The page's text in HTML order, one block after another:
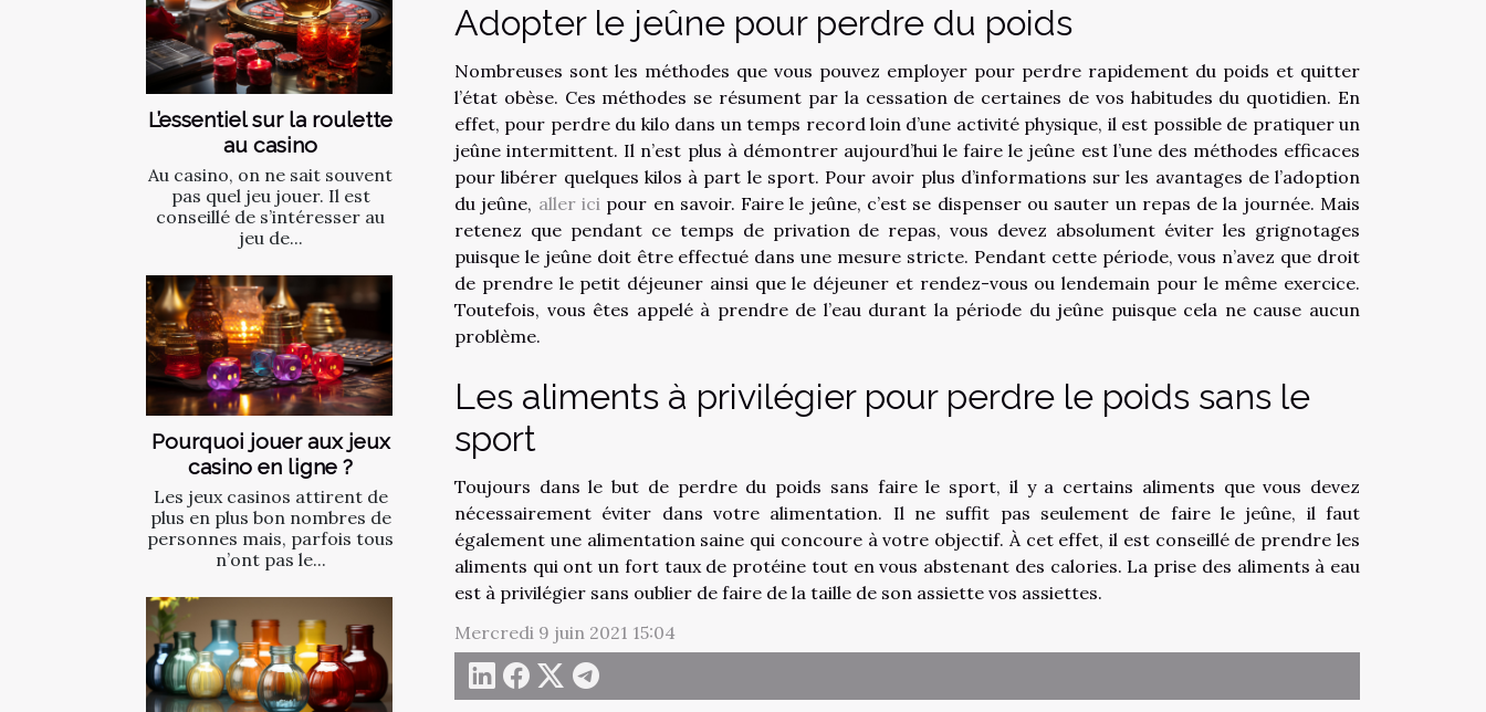
L’essentiel sur la roulette
au casino
Au casino, on ne sait souvent
pas quel jeu jouer. Il est
conseillé de s’intéresser au
jeu de...
Pourquoi jouer aux jeux
casino en ligne ?
Les jeux casinos attirent de
plus en plus bon nombres de
personnes mais, parfois tous
n’ont pas le...
Adopter le jeûne pour perdre du poids
Nombreuses sont les méthodes que vous pouvez employer pour perdre rapidement du poids et quitter
l’état obèse. Ces méthodes se résument par la cessation de certaines de vos habitudes du quotidien. En
effet, pour perdre du kilo dans un temps record loin d’une activité physique, il est possible de pratiquer un
jeûne intermittent. Il n’est plus à démontrer aujourd’hui le faire le jeûne est l’une des méthodes efficaces
pour libérer quelques kilos à part le sport. Pour avoir plus d’informations sur les avantages de l’adoption
du jeûne, aller ici pour en savoir. Faire le jeûne, c’est se dispenser ou sauter un repas de la journée. Mais
retenez que pendant ce temps de privation de repas, vous devez absolument éviter les grignotages
puisque le jeûne doit être effectué dans une mesure stricte. Pendant cette période, vous n’avez que droit
de prendre le petit déjeuner ainsi que le déjeuner et rendez-vous ou lendemain pour le même exercice.
Toutefois, vous êtes appelé à prendre de l’eau durant la période du jeûne puisque cela ne cause aucun
problème.
Les aliments à privilégier pour perdre le poids sans le
sport
Toujours dans le but de perdre du poids sans faire le sport, il y a certains aliments que vous devez
nécessairement éviter dans votre alimentation. Il ne suffit pas seulement de faire le jeûne, il faut
également une alimentation saine qui concoure à votre objectif. À cet effet, il est conseillé de prendre les
aliments qui ont un fort taux de protéine tout en vous abstenant des calories. La prise des aliments à eau
est à privilégier sans oublier de faire de la taille de son assiette vos assiettes.
Mercredi 9 juin 2021 15:04